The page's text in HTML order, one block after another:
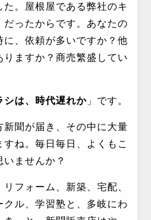
。屋根屋である弊社のキ
だったからです。あなたの
、依頼が多いですか？他
ますか？商売繁盛してい
シは、時代遅れか」です。
新聞が届き、その中に大量
ね。毎日毎日、よくもこ
ませんか？
フォーム、新築、宅配、
ル、学習塾と、多岐にわ